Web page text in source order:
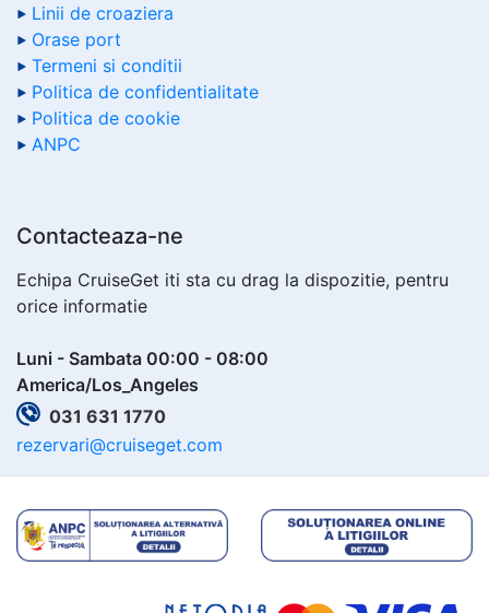
Linii de croaziera
Orase port
Termeni si conditii
Politica de confidentialitate
Politica de cookie
ANPC
Contacteaza-ne
Echipa CruiseGet iti sta cu drag la dispozitie, pentru
orice informatie
Luni - Sambata 00:00 - 08:00
America/Los_Angeles
031 631 1770
rezervari@cruiseget.com